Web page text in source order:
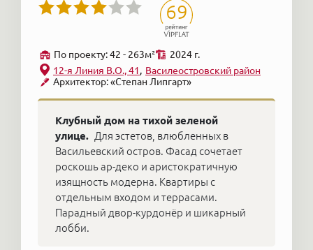
69
По проекту: 42 - 263м² 2024 г.
Архитектор: «Степан Липгарт»
12-я Линия В.О., 41 Василеостровский район
Клубный дом на тихой зеленой
улице. Для эстетов, влюбленных в
Васильевский остров. Фасад сочетает
роскошь ар-деко и аристократичную
изящность модерна. Квартиры с
отдельным входом и террасами.
Парадный двор-курдонёр и шикарный
лобби.